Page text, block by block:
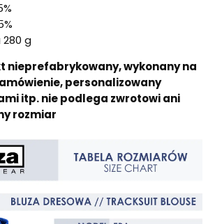
g
nieprefabrykowany, wykonany na
personalizowany
itp. nie podlega zwrotowi ani
rozmiar